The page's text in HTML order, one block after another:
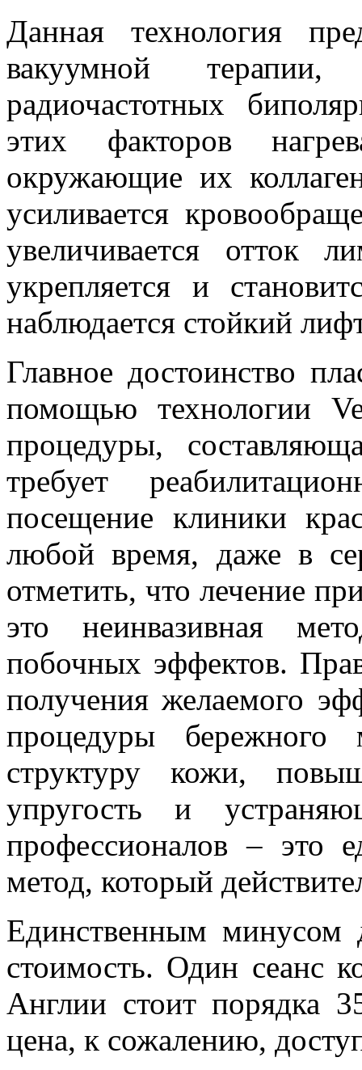
Данная технология
вакуумной
радиочастотных
этих факторов
окружающие их
усиливается
увеличивается отток
укрепляется и
наблюдается стойкий
Главное достоинство
помощью технологии
процедуры,
требует
посещение клиники
любой время, даже в
отметить, что лечение
это неинвазивная
побочных эффектов.
получения желаемого
процедуры бережного
структуру кожи,
упругость и
профессионалов – это
метод, который
Единственным минусом
стоимость. Один сеанс
Англии стоит порядка
цена, к сожалению,